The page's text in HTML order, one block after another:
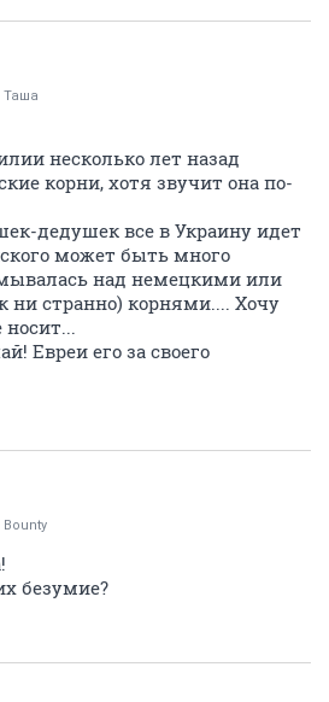
Таша
несколько лет назад
корни, хотя звучит она по-
дедушек все в Украину идет
может быть много
над немецкими или
странно) корнями.... Хочу
Евреи его за своего
Bounty